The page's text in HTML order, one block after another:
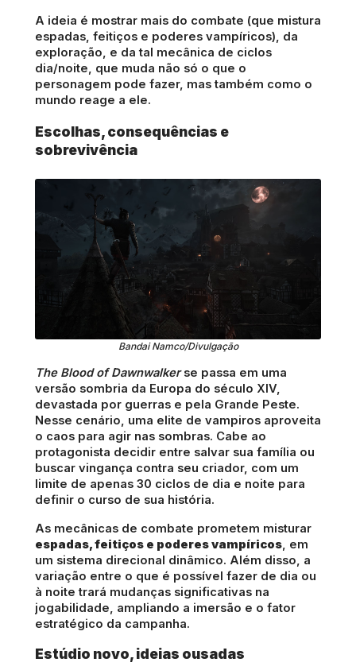
A ideia é mostrar mais do combate (que mistura
espadas, feitiços e poderes vampíricos), da
exploração, e da tal mecânica de ciclos
dia/noite, que muda não só o que o
personagem pode fazer, mas também como o
mundo reage a ele.
Escolhas, consequências e
sobrevivência
Bandai Namco/Divulgação
The Blood of Dawnwalkerse passa em uma
versão sombria da Europa do século XIV,
devastada por guerras e pela Grande Peste.
Nesse cenário, uma elite de vampiros aproveita
o caos para agir nas sombras. Cabe ao
protagonista decidir entre salvar sua família ou
buscar vingança contra seu criador, com um
limite de apenas 30 ciclos de dia e noite para
definir o curso de sua história.
As mecânicas de combate prometem misturar
espadas, feitiços e poderes vampíricos, em
um sistema direcional dinâmico. Além disso, a
variação entre o que é possível fazer de dia ou
à noite trará mudanças significativas na
jogabilidade, ampliando a imersão e o fator
estratégico da campanha.
Estúdio novo, ideias ousadas